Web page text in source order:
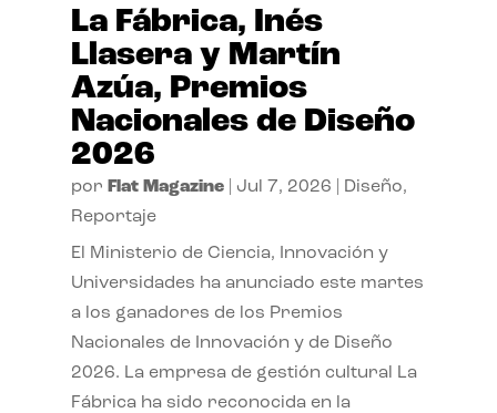
La Fábrica, Inés
Llasera y Martín
Azúa, Premios
Nacionales de Diseño
2026
por Flat Magazine| Jul 7, 2026 Diseño,
Reportaje
El Ministerio de Ciencia, Innovación y
Universidades ha anunciado este martes
a los ganadores de los Premios
Nacionales de Innovación y de Diseño
2026. La empresa de gestión cultural La
Fábrica ha sido reconocida en la